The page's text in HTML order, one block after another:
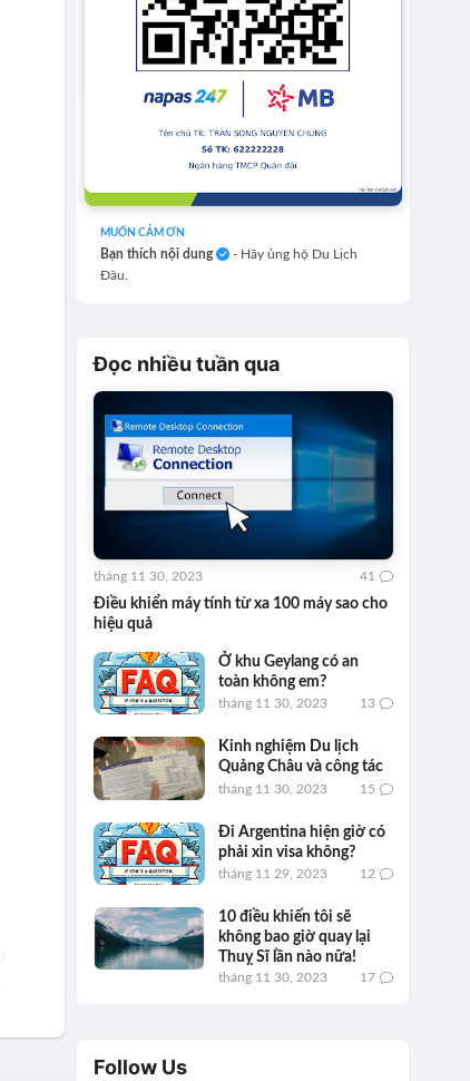
MUỐN CẢM ƠN
Bạn thích nội dung
- Hãy ủng hộ Du Lịch
Đâu.
Đọc nhiều tuần qua
Điều khiển máy tính từ xa 100 máy sao cho
hiệu quả
tháng 11 30, 2023 41
Ở khu Geylang có an
toàn không em?
tháng 11 30, 2023 13
Kinh nghiệm Du lịch
Quảng Châu và công tác
tháng 11 30, 2023 15
Đi Argentina hiện giờ có
phải xin visa không?
tháng 11 29, 2023 12
10 điều khiến tôi sẽ
không bao giờ quay lại
Thuỵ Sĩ lần nào nữa!
tháng 11 30, 2023 17
Follow Us